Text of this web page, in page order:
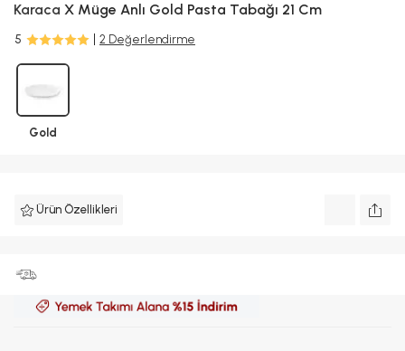
Karaca X Müge Anlı Gold Pasta Tabağı 21 Cm
5 2 Değerlendirme
Gold
Ürün Özellikleri